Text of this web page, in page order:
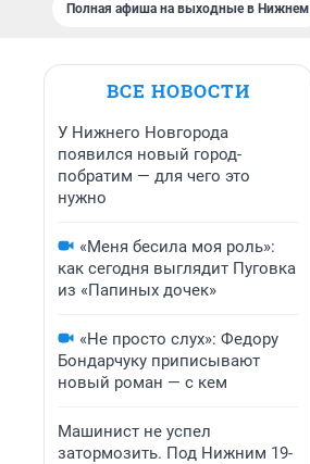
Полная афиша на выходные в Нижнем
ВСЕ НОВОСТИ
У Нижнего Новгорода
появился новый город-
побратим — для чего это
нужно
«Меня бесила моя роль»:
как сегодня выглядит Пуговка
из «Папиных дочек»
«Не просто слух»: Федору
Бондарчуку приписывают
новый роман — с кем
Машинист не успел
затормозить. Под Нижним 19-